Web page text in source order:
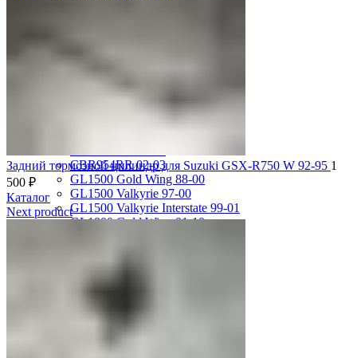
CBR600F4i PC35 01-06
CBR600RR 03-04
CBR600RR 05-06
CBR600RR 07-12
CBR600RR 13-18
CBR954RR 02-03
GL1500 Gold Wing 88-00
GL1500 Valkyrie 97-00
GL1500 Valkyrie Interstate 99-01
GL1800 Gold Wing 01-10
VF750 Super Magna 87-89
VF750F Interceptor 82-85
VFR750 94-97
VFR750 RC24 86-89
VFR800 02-09
VLX400 Steed 88-97
Задний тормозной цилиндр для Suzuki GSX-R750 W 92-95 1
500 ₽
Каталог
Next product